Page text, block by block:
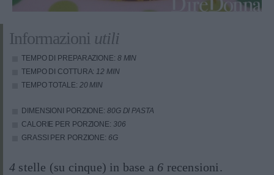
Informazioni utili
TEMPO DI PREPARAZIONE: 8 MIN
TEMPO DI COTTURA:12 MIN
TEMPO TOTALE: 20 MIN
DIMENSIONI PORZIONE: 80G DI PASTA
CALORIE PER PORZIONE: 306
GRASSI PER PORZIONE: 6G
4 stelle (su cinque) in base a 6 recensioni.